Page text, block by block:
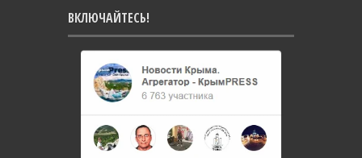
ВКЛЮЧАЙТЕСЬ!